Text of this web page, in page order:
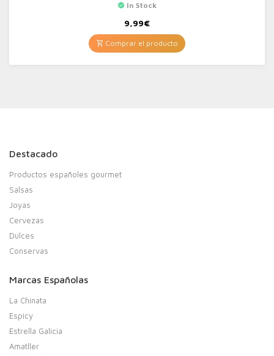
In Stock
9,99€
Comprar el producto
Destacado
Productos españoles gourmet
Salsas
Joyas
Cervezas
Dulces
Conservas
Marcas Españolas
La Chinata
Espicy
Estrella Galicia
Amatller